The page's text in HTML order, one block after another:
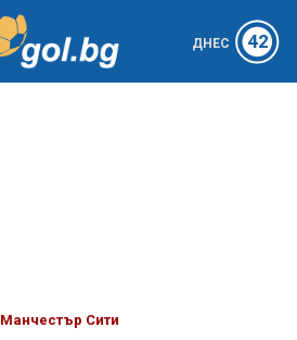
ДНЕС 42
Манчестър Сити